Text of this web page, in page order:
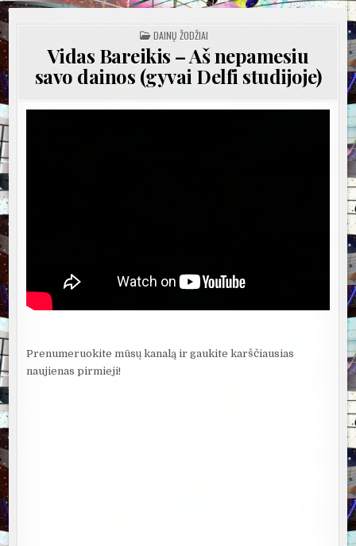
POSTED
IN
DAINŲ ŽODŽIAI
Vidas Bareikis – Aš nepamesiu
savo dainos (gyvai Delfi studijoje)
Prenumeruokite mūsų kanalą ir gaukite karščiausias
naujienas pirmieji!